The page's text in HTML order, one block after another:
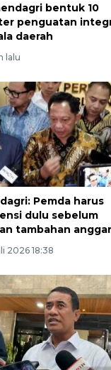
bentuk 10
penguatan
daerah
lalu
Pemda harus
dulu sebelum
tambahan
2026 18:38